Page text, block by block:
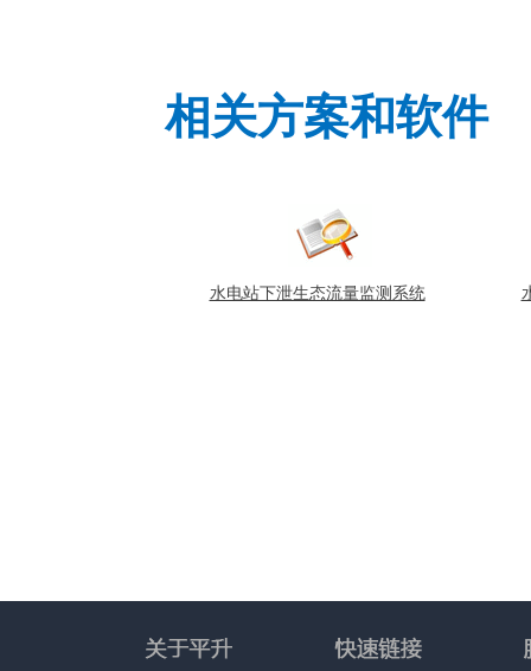
相关方案和软件
水电站下泄生态流量监测系统